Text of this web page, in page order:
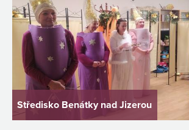
Středisko Benátky nad Jizerou